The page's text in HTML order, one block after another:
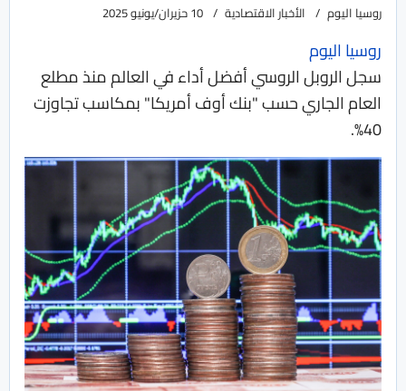
روسيا اليوم الأخبار الاقتصادية 10 حزيران/يونيو 2025
روسيا اليوم
سجل الروبل الروسي أفضل أداء في العالم منذ مطلع
العام الجاري حسب "بنك أوف أمريكا" بمكاسب تجاوزت
40%.